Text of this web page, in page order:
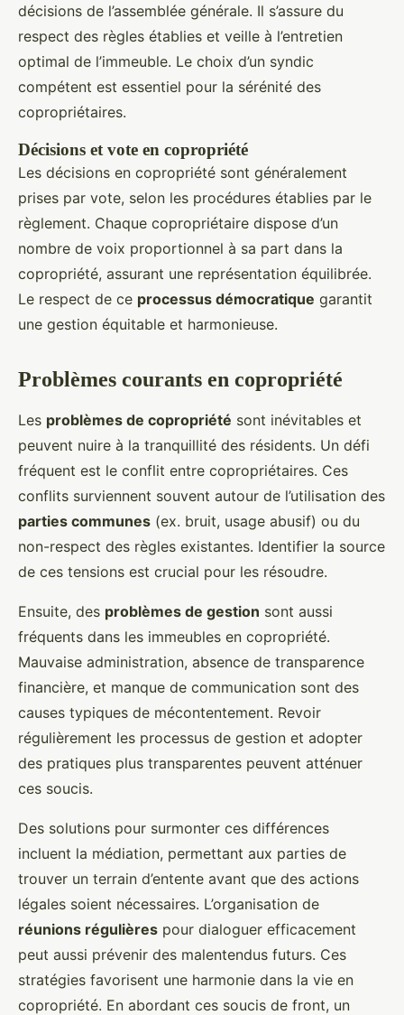
décisions de l’assemblée générale. Il s’assure du
respect des règles établies et veille à l’entretien
optimal de l’immeuble. Le choix d’un syndic
compétent est essentiel pour la sérénité des
copropriétaires.
Décisions et vote en copropriété
Les décisions en copropriété sont généralement
prises par vote, selon les procédures établies par le
règlement. Chaque copropriétaire dispose d’un
nombre de voix proportionnel à sa part dans la
copropriété, assurant une représentation équilibrée.
Le respect de ce processus démocratique garantit
une gestion équitable et harmonieuse.
Problèmes courants en copropriété
Les problèmes de copropriété sont inévitables et
peuvent nuire à la tranquillité des résidents. Un défi
fréquent est le conflit entre copropriétaires. Ces
conflits surviennent souvent autour de l’utilisation des
parties communes (ex. bruit, usage abusif) ou du
non-respect des règles existantes. Identifier la source
de ces tensions est crucial pour les résoudre.
Ensuite, des problèmes de gestion sont aussi
fréquents dans les immeubles en copropriété.
Mauvaise administration, absence de transparence
financière, et manque de communication sont des
causes typiques de mécontentement. Revoir
régulièrement les processus de gestion et adopter
des pratiques plus transparentes peuvent atténuer
ces soucis.
Des solutions pour surmonter ces différences
incluent la médiation, permettant aux parties de
trouver un terrain d’entente avant que des actions
légales soient nécessaires. L’organisation de
réunions régulières pour dialoguer efficacement
peut aussi prévenir des malentendus futurs. Ces
stratégies favorisent une harmonie dans la vie en
copropriété. En abordant ces soucis de front, un